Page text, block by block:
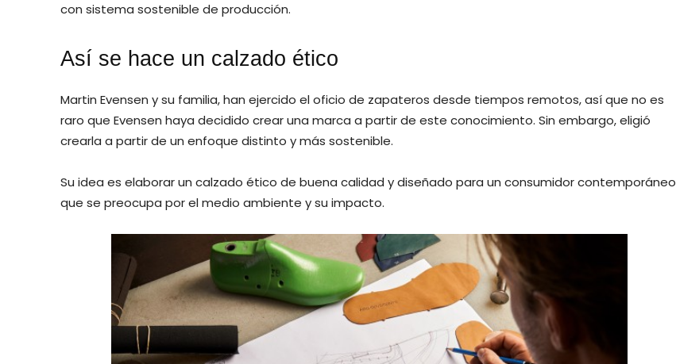
con sistema sostenible de producción.
Así se hace un calzado ético
Martin Evensen y su familia, han ejercido el oficio de zapateros desde tiempos remotos, así que no es
raro que Evensen haya decidido crear una marca a partir de este conocimiento. Sin embargo, eligió
crearla a partir de un enfoque distinto y más sostenible.
Su idea es elaborar un calzado ético de buena calidad y diseñado para un consumidor contemporáneo
que se preocupa por el medio ambiente y su impacto.